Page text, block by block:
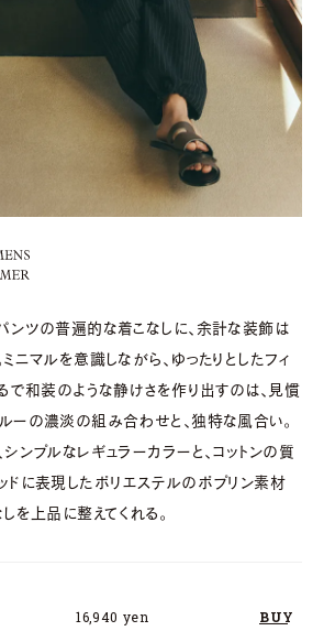
ンツの普遍的な着こなしに、余計な装飾は
ミニマルを意識しながら、ゆったりとしたフィ
るで和装のような静けさを作り出すのは、見慣
ーの濃淡の組み合わせと、独特な風合い。
シンプルなレギュラーカラーと、コットンの質
ドに表現したポリエステルのポプリン素材
しを上品に整えてくれる。
16,940 yen BUY